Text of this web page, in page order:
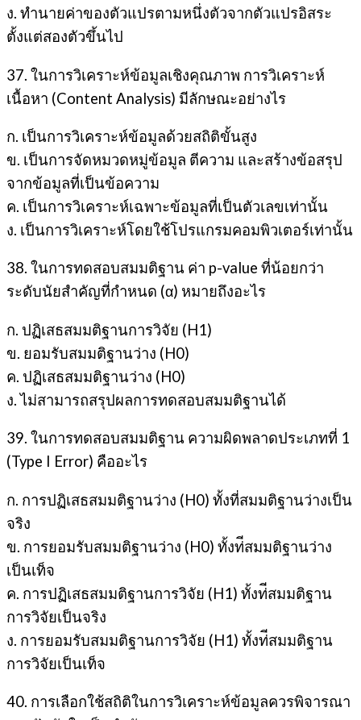
ง. ทำนายค่าของตัวแปรตามหนึ่งตัวจากตัวแปรอิสระ
ตั้งแต่สองตัวขึ้นไป
37. ในการวิเคราะห์ข้อมูลเชิงคุณภาพ การวิเคราะห์
เนื้อหา (Content Analysis) มีลักษณะอย่างไร
ก. เป็นการวิเคราะห์ข้อมูลด้วยสถิติขั้นสูง
ข. เป็นการจัดหมวดหมู่ข้อมูล ตีความ และสร้างข้อสรุป
จากข้อมูลที่เป็นข้อความ
ค. เป็นการวิเคราะห์เฉพาะข้อมูลที่เป็นตัวเลขเท่านั้น
ง. เป็นการวิเคราะห์โดยใช้โปรแกรมคอมพิวเตอร์เท่านั้น
38. ในการทดสอบสมมติฐาน ค่า p-value ที่น้อยกว่า
ระดับนัยสำคัญที่กำหนด (α) หมายถึงอะไร
ก. ปฏิเสธสมมติฐานการวิจัย (H1)
ข. ยอมรับสมมติฐานว่าง (H0)
ค. ปฏิเสธสมมติฐานว่าง (H0)
ง. ไม่สามารถสรุปผลการทดสอบสมมติฐานได้
39. ในการทดสอบสมมติฐาน ความผิดพลาดประเภทที่ 1
(Type I Error) คืออะไร
ก. การปฏิเสธสมมติฐานว่าง (H0) ทั้งที่สมมติฐานว่างเป็น
จริง
ข. การยอมรับสมมติฐานว่าง (H0) ทั้งท่ีสมมติฐานว่าง
เป็นเท็จ
ค. การปฏิเสธสมมติฐานการวิจัย (H1) ทั้งท่ีสมมติฐาน
การวิจัยเป็นจริง
ง. การยอมรับสมมติฐานการวิจัย (H1) ทั้งท่ีสมมติฐาน
การวิจัยเป็นเท็จ
40. การเลือกใช้สถิติในการวิเคราะห์ข้อมูลควรพิจารณา